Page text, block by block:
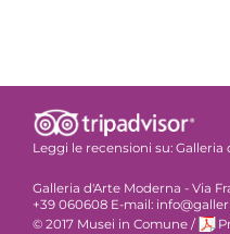
Leggi le recensioni su: Galleria
Galleria d'Arte Moderna - Via
+39 060608 E-mail:
© 2017 Musei in Comune /